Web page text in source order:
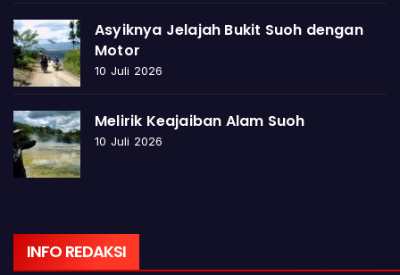
Asyiknya Jelajah Bukit Suoh dengan
Motor
10 Juli 2026
Melirik Keajaiban Alam Suoh
10 Juli 2026
INFO REDAKSI